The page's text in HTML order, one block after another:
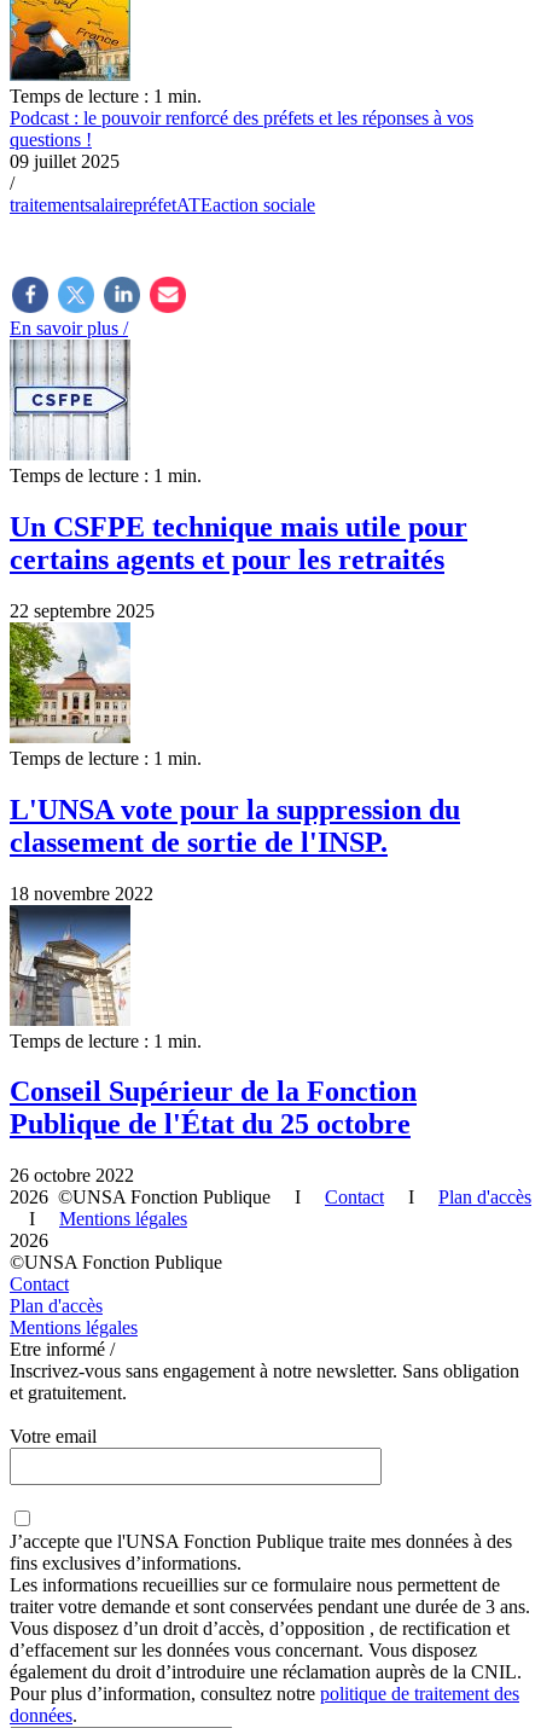
Temps de lecture : 1 min.
Podcast : le pouvoir renforcé des préfets et les réponses à vos
questions !
09 juillet 2025
/
traitementsalairepréfetATEaction sociale
En savoir plus /
Temps de lecture : 1 min.
Un CSFPE technique mais utile pour
certains agents et pour les retraités
22 septembre 2025
Temps de lecture : 1 min.
L'UNSA vote pour la suppression du
classement de sortie de l'INSP.
18 novembre 2022
Temps de lecture : 1 min.
Conseil Supérieur de la Fonction
Publique de l'État du 25 octobre
26 octobre 2022
2026 ©UNSA Fonction Publique I Contact I Plan d'accès
I Mentions légales
2026
©UNSA Fonction Publique
Contact
Plan d'accès
Mentions légales
Etre informé /
Inscrivez-vous sans engagement à notre newsletter. Sans obligation
et gratuitement.
Votre email
J’accepte que l'UNSA Fonction Publique traite mes données à des
fins exclusives d’informations.
Les informations recueillies sur ce formulaire nous permettent de
traiter votre demande et sont conservées pendant une durée de 3 ans.
Vous disposez d’un droit d’accès, d’opposition , de rectification et
d’effacement sur les données vous concernant. Vous disposez
également du droit d’introduire une réclamation auprès de la CNIL.
Pour plus d’information, consultez notre politique de traitement des
données.